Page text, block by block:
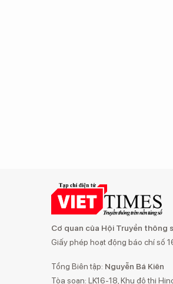
Cơ quan của Hội Truyền thông
Giấy phép hoạt động báo chí số
Tổng Biên tập: Nguyễn Bá Kiên
Tòa soạn: LK16-18, Khu đô thị